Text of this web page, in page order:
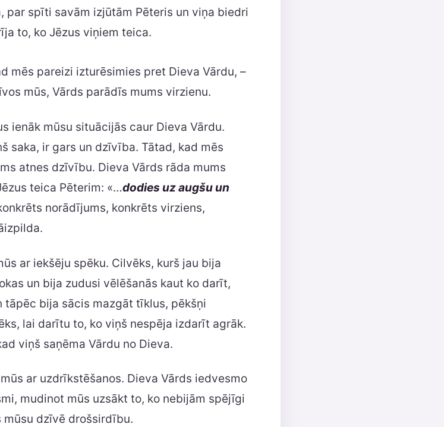
par spīti savām izjūtām Pēteris un viņa biedri
to, ko Jēzus viņiem teica.
mēs pareizi izturēsimies pret Dieva Vārdu, –
mūs, Vārds parādīs mums virzienu.
ienāk mūsu situācijās caur Dieva Vārdu.
saka, ir gars un dzīvība. Tātad, kad mēs
atnes dzīvību. Dieva Vārds rāda mums
teica Pēterim: «…dodies uz augšu un
norādījums, konkrēts virziens,
ar iekšēju spēku. Cilvēks, kurš jau bija
un bija zudusi vēlēšanās kaut ko darīt,
tāpēc bija sācis mazgāt tīklus, pēkšņi
lai darītu to, ko viņš nespēja izdarīt agrāk.
viņš saņēma Vārdu no Dieva.
ar uzdrīkstēšanos. Dieva Vārds iedvesmo
mudinot mūs uzsākt to, ko nebijām spējīgi
mūsu dzīvē drošsirdību.